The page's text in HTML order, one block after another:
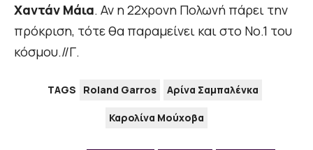
Χαντάν Μάια. Αν η 22χρονη Πολωνή πάρει την
πρόκριση, τότε θα παραμείνει και στο Νο.1 του
κόσμου.//Γ.
TAGS Roland Garros Αρίνα Σαμπαλένκα
Καρολίνα Μούχοβα